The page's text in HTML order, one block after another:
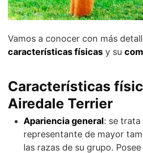
Vamos a conocer con más
características físicas y su
Características
Airedale Terrier
Apariencia general: se trata
representante de mayor
las razas de su grupo.